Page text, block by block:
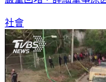
社會